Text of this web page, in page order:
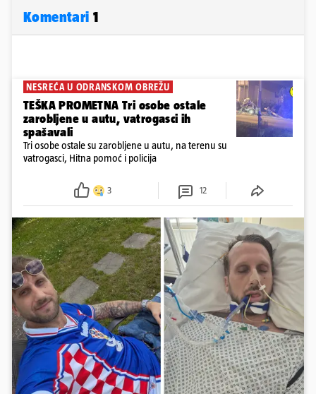
Komentari 1
NESREĆA U ODRANSKOM OBREŽU
TEŠKA PROMETNA Tri osobe ostale
zarobljene u autu, vatrogasci ih
spašavali
Tri osobe ostale su zarobljene u autu, na terenu su
vatrogasci, Hitna pomoć i policija
3 12